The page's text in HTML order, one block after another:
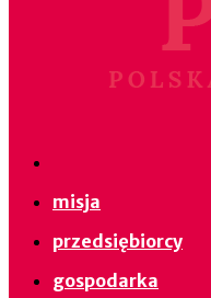
misja
przedsiębiorcy
gospodarka